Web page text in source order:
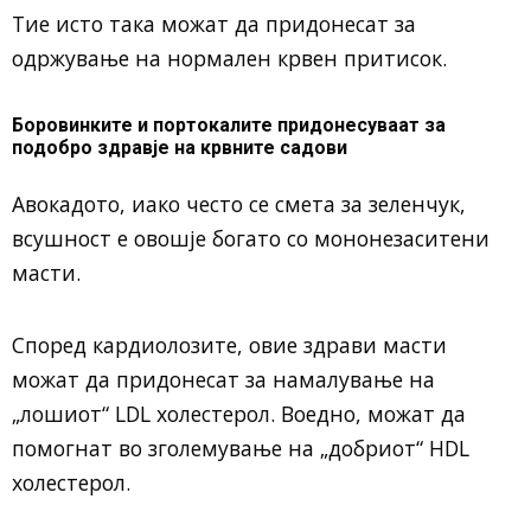
Тие исто така можат да придонесат за
одржување на нормален крвен притисок.
Боровинките и портокалите придонесуваат за
подобро здравје на крвните садови
Авокадото, иако често се смета за зеленчук,
всушност е овошје богато со мононезаситени
масти.
Според кардиолозите, овие здрави масти
можат да придонесат за намалување на
„лошиот“ LDL холестерол. Воедно, можат да
помогнат во зголемување на „добриот“ HDL
холестерол.